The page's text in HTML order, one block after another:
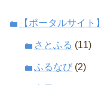
【ポータルサイト】
さとふる (11)
ふるなび (2)